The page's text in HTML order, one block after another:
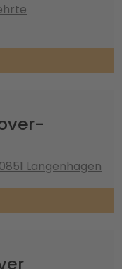
Langenhagen